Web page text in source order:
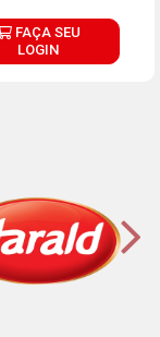
FAÇA SEU
LOGIN